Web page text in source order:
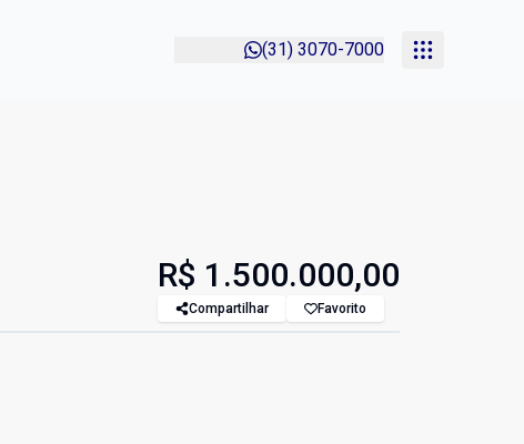
(31) 3070-7000
R$ 1.500.000,00
Compartilhar Favorito